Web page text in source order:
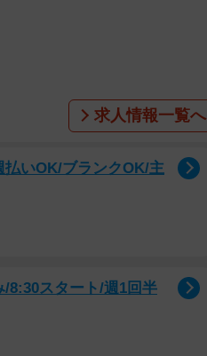
求人情報一覧へ
いOK/ブランクOK/主
8:30スタート/週1回半